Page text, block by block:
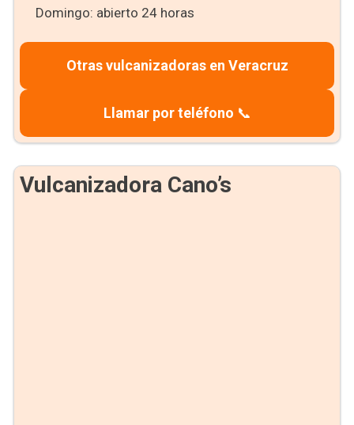
Domingo: abierto 24 horas
Otras vulcanizadoras en Veracruz
Llamar por teléfono 📞
Vulcanizadora Cano’s